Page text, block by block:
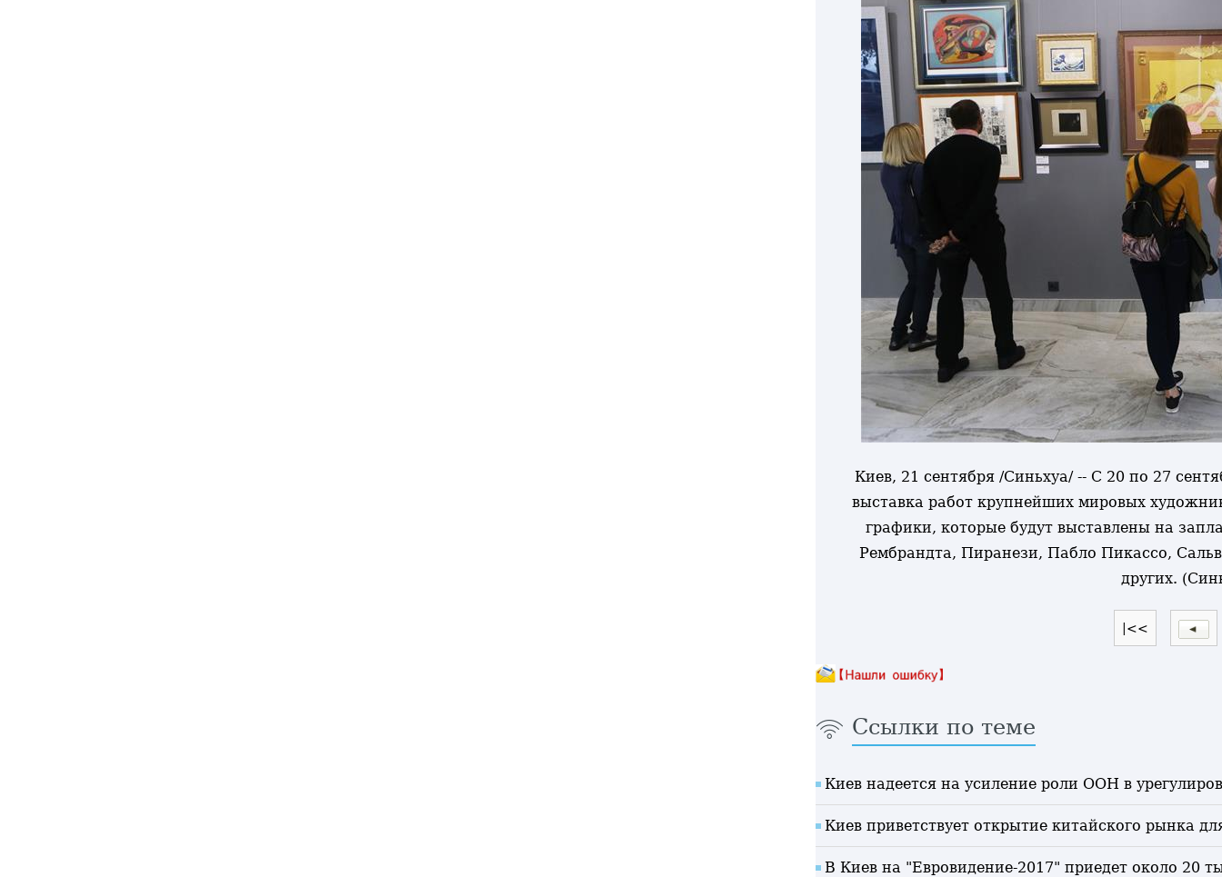
Киев, 21 сентября /Синьхуа/ -- С 20 по 27
выставка работ крупнейших мировых
графики, которые будут выставлены на
Рембрандта, Пиранези, Пабло Пикассо,
других.
|<<
Ссылки по теме
Киев надеется на усиление роли ООН в
Киев приветствует открытие китайского рынка
В Киев на "Евровидение-2017" приедет около 20